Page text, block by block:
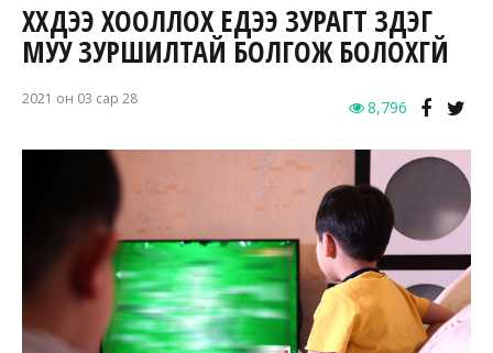
ХҮҮХДЭЭ ХООЛЛОХ ҮЕДЭЭ ЗУРАГТ ҮЗДЭГ
МУУ ЗУРШИЛТАЙ БОЛГОЖ БОЛОХГҮЙ
2021 он 03 сар 28 8,796